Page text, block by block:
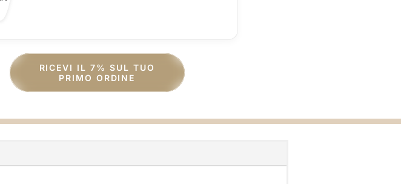
RICEVI IL 7% SUL TUO
PRIMO ORDINE